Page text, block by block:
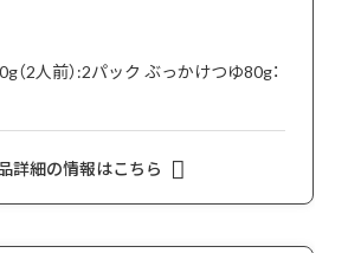
（2人前）:2パック ぶっかけつゆ80g：
詳細の情報はこちら